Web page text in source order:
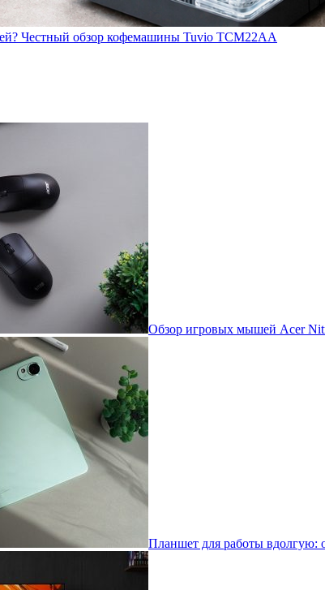
Честный обзор кофемашины Tuvio TCM22AA
Обзор игровых мышей Acer
Планшет для работы вдолгую: